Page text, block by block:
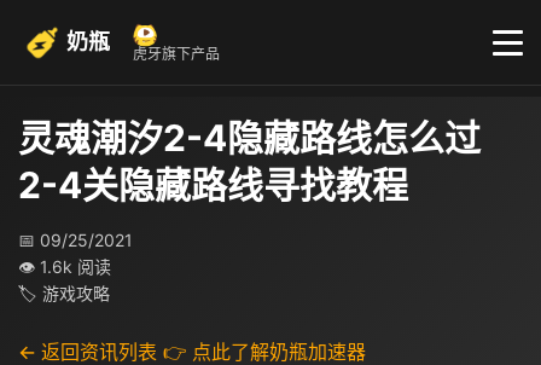
奶瓶 虎牙旗下产品
灵魂潮汐2-4隐藏路线怎么过
2-4关隐藏路线寻找教程
📅 09/25/2021
👁 1.6k 阅读
🏷 游戏攻略
← 返回资讯列表 👉 点此了解奶瓶加速器